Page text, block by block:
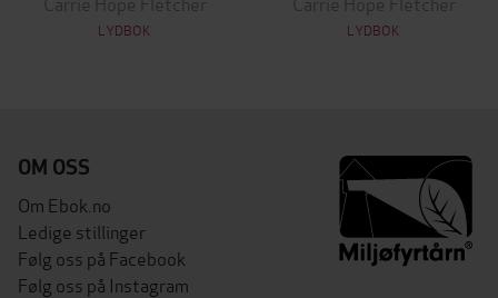
LYDBOK LYDBOK
OM OSS
Om Ebok.no
Ledige stillinger
Følg oss på Facebook
Følg oss på Instagram